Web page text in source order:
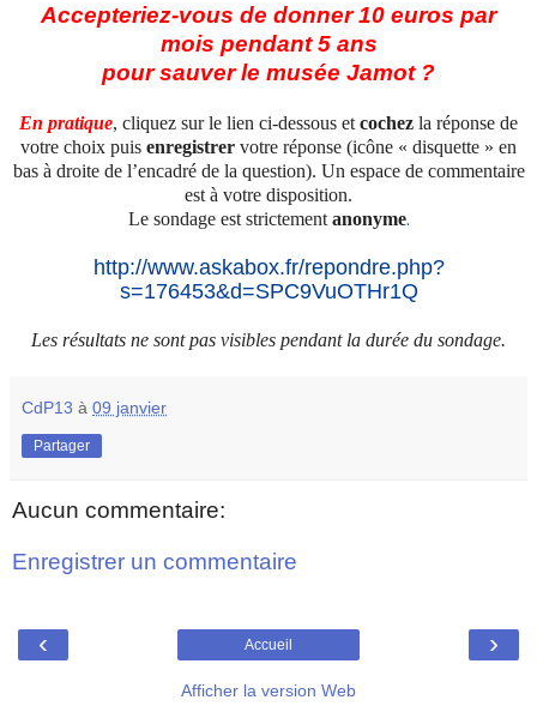
Accepteriez-vous de donner 10 euros par
mois pendant 5 ans
pour sauver le musée Jamot ?
En pratique, cliquez sur le lien ci-dessous et cochez la réponse de
votre choix puis enregistrer votre réponse (icône « disquette » en
bas à droite de l’encadré de la question). Un espace de commentaire
est à votre disposition.
Le sondage est strictement anonyme.
http://www.askabox.fr/repondre.php?
s=176453&d=SPC9VuOTHr1Q
Les résultats ne sont pas visibles pendant la durée du sondage.
CdP13 à 09 janvier
Partager
Aucun commentaire:
Enregistrer un commentaire
‹ ›
Accueil
Afficher la version Web